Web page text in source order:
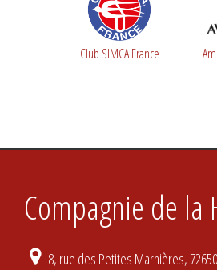
Club SIMCA France
Compagnie de la
8, rue des Petites Marnières,